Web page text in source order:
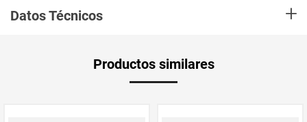
2 Hojas de larga duración cubiertas con cromo para evitar oxidación
Datos Técnicos +
Productos similares